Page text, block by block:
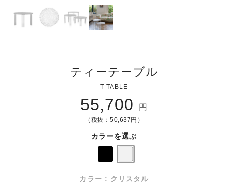
ティーテーブル
T-TABLE
55,700 円
（税抜：50,637円）
カラーを選ぶ
カラー : クリスタル